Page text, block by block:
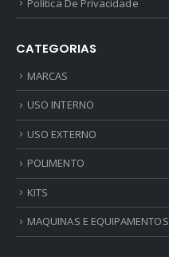
CATEGORIAS
MARCAS
USO INTERNO
USO EXTERNO
POLIMENTO
KITS
MAQUINAS E EQUIPAMENTOS